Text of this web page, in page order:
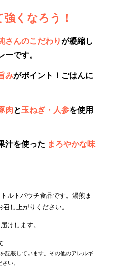
くなろう！
さんのこだわりが凝縮し
ーです。
みがポイント！ごはんに
肉と玉ねぎ・人参を使用
汁を使った まろやかな味
ルトパウチ食品です。湯煎ま
召し上がりください。
けします。
記載しています。その他のアレルギ
い。